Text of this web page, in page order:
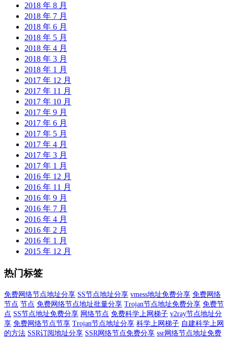
2018 年 8 月
2018 年 7 月
2018 年 6 月
2018 年 5 月
2018 年 4 月
2018 年 3 月
2018 年 1 月
2017 年 12 月
2017 年 11 月
2017 年 10 月
2017 年 9 月
2017 年 6 月
2017 年 5 月
2017 年 4 月
2017 年 3 月
2017 年 1 月
2016 年 12 月
2016 年 11 月
2016 年 9 月
2016 年 7 月
2016 年 4 月
2016 年 2 月
2016 年 1 月
2015 年 12 月
热门标签
免费网络节点地址分享 SS节点地址分享 vmess地址免费分享 免费网络
节点 节点 免费网络节点地址批量分享 Trojan节点地址免费分享 免费节
点 SS节点地址免费分享 网络节点 免费科学上网梯子 v2ray节点地址分
享 免费网络节点节享 Trojan节点地址分享 科学上网梯子 自建科学上网
的方法 SSR订阅地址分享 SSR网络节点免费分享 ssr网络节点地址免费